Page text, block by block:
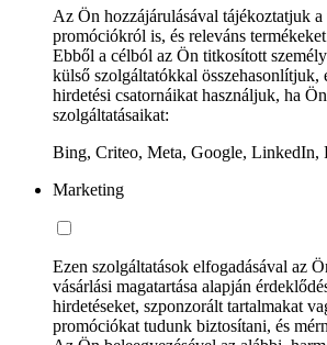
Az Ön hozzájárulásával tájékoztatjuk
promóciókról is, és releváns
Ebből a célból az Ön titkosított
külső szolgáltatókkal összehasonlítjuk,
hirdetési csatornáikat használjuk, ha
szolgáltatásaikat:
Bing, Criteo, Meta, Google, LinkedIn,
Marketing
Ezen szolgáltatások elfogadásával az
vásárlási magatartása alapján
hirdetéseket, szponzorált tartalmakat
promóciókat tudunk biztosítani, és